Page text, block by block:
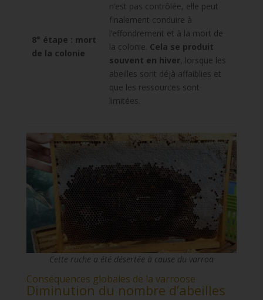
8° étape : mort
de la colonie
n’est pas contrôlée, elle peut
finalement conduire à
l’effondrement et à la mort de
la colonie. Cela se produit
souvent en hiver, lorsque les
abeilles sont déjà affaiblies et
que les ressources sont
limitées.
Cette ruche a été désertée à cause du varroa
Conséquences globales de la varroose
Diminution du nombre d’abeilles